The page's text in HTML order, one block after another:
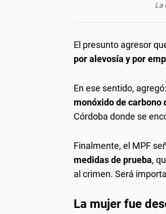
La
El presunto agresor
por alevosía y por
En ese sentido, agregó:
monóxido de carbono
Córdoba donde se
Finalmente, el MPF
medidas de prueba,
al crimen. Será
La mujer fue